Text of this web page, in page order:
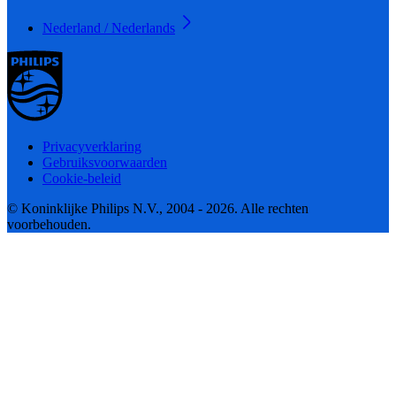
Nederland / Nederlands
Privacyverklaring
Gebruiksvoorwaarden
Cookie-beleid
© Koninklijke Philips N.V., 2004 - 2026. Alle rechten
voorbehouden.